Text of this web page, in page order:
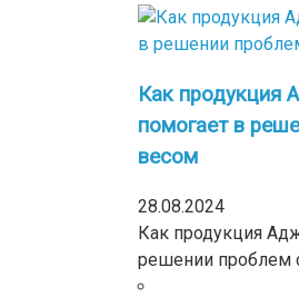
Как продукция
помогает в
весом
28.08.2024
Как продукция
решении проблем